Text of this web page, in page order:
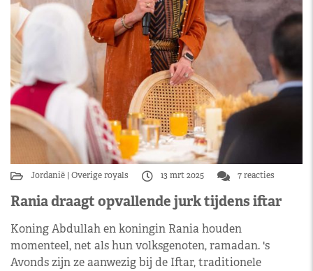
Jordanië Overige royals 13 mrt 2025 7 reacties
Rania draagt opvallende jurk tijdens iftar
Koning Abdullah en koningin Rania houden
momenteel, net als hun volksgenoten, ramadan. 's
Avonds zijn ze aanwezig bij de Iftar, traditionele